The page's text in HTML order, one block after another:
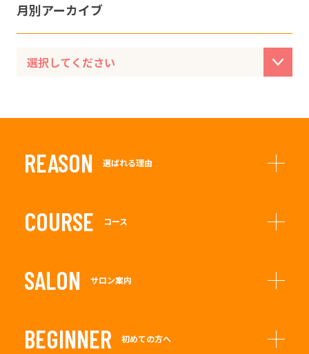
月別アーカイブ
REASON 選ばれる理由
COURSE コース
SALON サロン案内
BEGINNER 初めての方へ